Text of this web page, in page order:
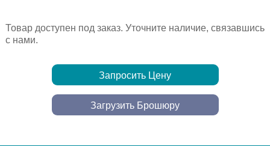
Товар доступен под заказ. Уточните наличие, связавшись
с нами.
Запросить Цену
Загрузить Брошюру